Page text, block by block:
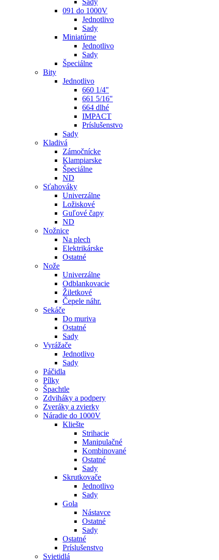
Sady
091 do 1000V
Jednotlivo
Sady
Miniatúrne
Jednotlivo
Sady
Špeciálne
Bity
Jednotlivo
660 1/4"
661 5/16"
664 dlhé
IMPACT
Príslušenstvo
Sady
Kladivá
Zámočnícke
Klampiarske
Špeciálne
ND
Sťahováky
Univerzálne
Ložiskové
Guľové čapy
ND
Nožnice
Na plech
Elektrikárske
Ostatné
Nože
Univerzálne
Odblankovacie
Žiletkové
Čepele náhr.
Sekáče
Do muriva
Ostatné
Sady
Vyrážače
Jednotlivo
Sady
Páčidla
Pílky
Špachtle
Zdviháky a podpery
Zveráky a zvierky
Náradie do 1000V
Kliešte
Strihacie
Manipulačné
Kombinované
Ostatné
Sady
Skrutkovače
Jednotlivo
Sady
Gola
Nástavce
Ostatné
Sady
Ostatné
Príslušenstvo
Svietidlá